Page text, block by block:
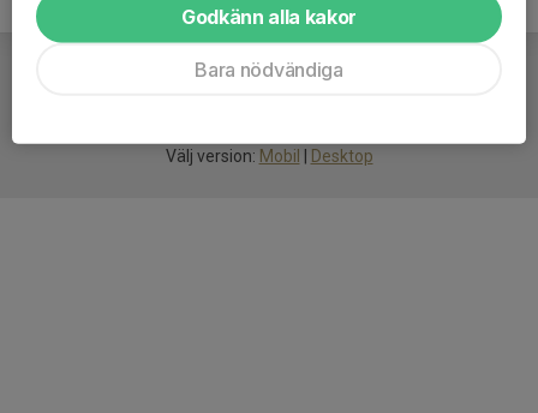
Välj version: Mobil Desktop
Godkänn alla kakor
Bara nödvändiga